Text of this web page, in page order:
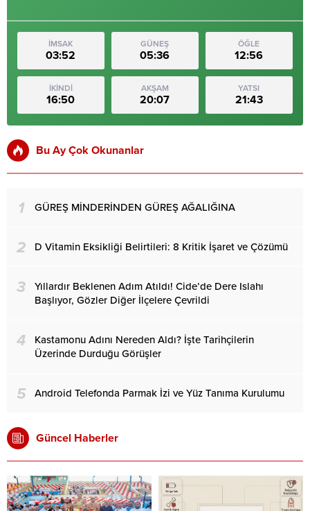
İMSAK
03:52
GÜNEŞ
05:36
ÖĞLE
12:56
İKİNDİ
16:50
AKŞAM
20:07
YATSI
21:43
Bu Ay Çok Okunanlar
1 GÜREŞ MİNDERİNDEN GÜREŞ AĞALIĞINA
2 D Vitamin Eksikliği Belirtileri: 8 Kritik İşaret ve Çözümü
3
Yıllardır Beklenen Adım Atıldı! Cide’de Dere Islahı
Başlıyor, Gözler Diğer İlçelere Çevrildi
4
Kastamonu Adını Nereden Aldı? İşte Tarihçilerin
Üzerinde Durduğu Görüşler
5 Android Telefonda Parmak İzi ve Yüz Tanıma Kurulumu
Güncel Haberler